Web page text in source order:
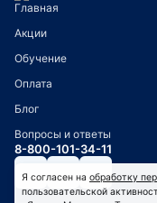
Главная
Акции
Обучение
Оплата
Блог
Вопросы и ответы
8-800-101-34-11
Я согласен на обработку
пользовательской